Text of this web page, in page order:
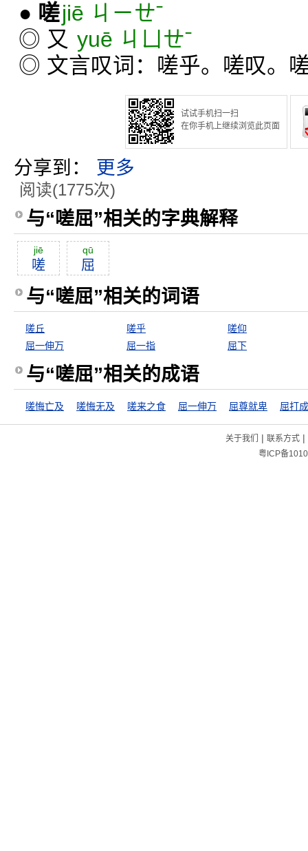
● 嗟jiē ㄐㄧㄝˉ
◎ 又 yuē ㄐㄩㄝˉ
◎ 文言叹词：嗟乎。嗟叹。
试试手机扫一扫
在你手机上继续浏览此页面
分享到： 更多
阅读(1775次)
与“嗟屈”相关的字典解释
jiē
嗟
qū
屈
与“嗟屈”相关的词语
嗟丘 嗟乎
嗟仰
屈一伸万
屈一指 屈下
与“嗟屈”相关的成语
嗟悔亡及 嗟悔无及 嗟来之食 屈一伸万 屈尊就卑 屈打
关于我们 | 联系方式|
粤ICP备